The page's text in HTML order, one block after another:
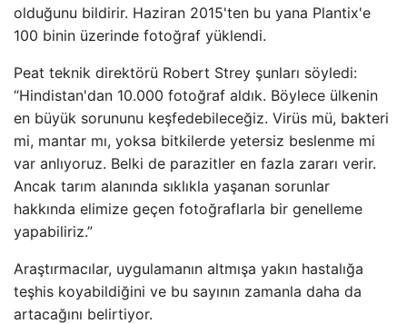
olduğunu bildirir. Haziran 2015'ten bu yana Plantix'e
100 binin üzerinde fotoğraf yüklendi.
Peat teknik direktörü Robert Strey şunları söyledi:
“Hindistan'dan 10.000 fotoğraf aldık. Böylece ülkenin
en büyük sorununu keşfedebileceğiz. Virüs mü, bakteri
mi, mantar mı, yoksa bitkilerde yetersiz beslenme mi
var anlıyoruz. Belki de parazitler en fazla zararı verir.
Ancak tarım alanında sıklıkla yaşanan sorunlar
hakkında elimize geçen fotoğraflarla bir genelleme
yapabiliriz.”
Araştırmacılar, uygulamanın altmışa yakın hastalığa
teşhis koyabildiğini ve bu sayının zamanla daha da
artacağını belirtiyor.